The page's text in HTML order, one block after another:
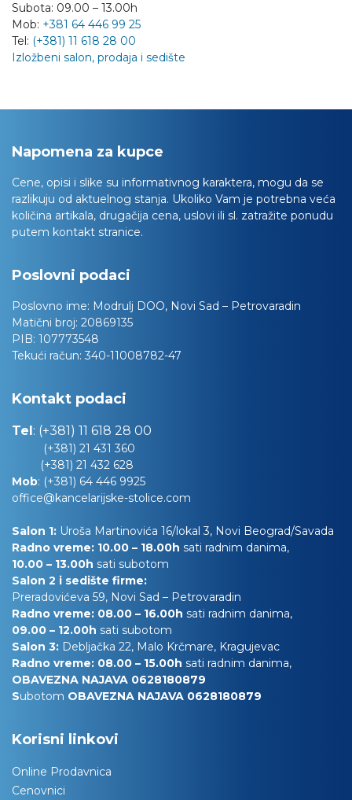
Subota: 09.00 – 13.00h
Mob: +381 64 446 99 25
Tel: (+381) 11 618 28 00
Izložbeni salon, prodaja i sedište
Napomena za kupce
Cene, opisi i slike su informativnog karaktera, mogu da se
razlikuju od aktuelnog stanja. Ukoliko Vam je potrebna veća
količina artikala, drugačija cena, uslovi ili sl. zatražite ponudu
putem kontakt stranice.
Poslovni podaci
Poslovno ime: Modrulj DOO, Novi Sad – Petrovaradin
Matični broj: 20869135
PIB: 107773548
Tekući račun: 340-11008782-47
Kontakt podaci
Tel: (+381) 11 618 28 00
(+381) 21 431 360
(+381) 21 432 628
Mob: (+381) 64 446 9925
office@kancelarijske-stolice.com
Salon 1: Uroša Martinovića 16/lokal 3, Novi Beograd/Savada
Radno vreme: 10.00 – 18.00h sati radnim danima,
10.00 – 13.00h sati subotom
Salon 2 i sedište firme:
Preradovićeva 59, Novi Sad – Petrovaradin
Radno vreme: 08.00 – 16.00h sati radnim danima,
09.00 – 12.00h sati subotom
Salon 3: Debljačka 22, Malo Krčmare, Kragujevac
Radno vreme: 08.00 – 15.00h sati radnim danima,
OBAVEZNA NAJAVA 0628180879
Subotom OBAVEZNA NAJAVA 0628180879
Korisni linkovi
Online Prodavnica
Cenovnici